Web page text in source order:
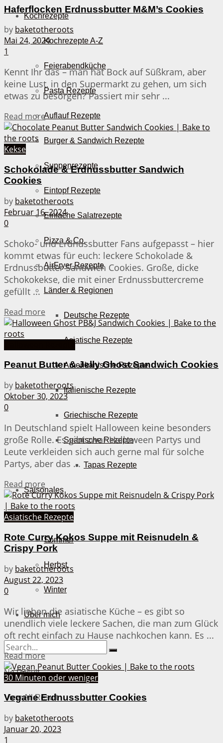
Kochrezepte
Kochrezepte A-Z
Feierabendküche
Pasta Rezepte
Auflauf Rezepte
Burger & Sandwich Rezepte
Suppenrezepte
Eintopf Rezepte
Einfache Salatrezepte
Pizza & Co.
AirFryer Rezepte
Länder & Regionen
Deutsche Rezepte
Asiatische Rezepte
Amerikanische Rezepte
Italienische Rezepte
Griechische Rezepte
Spanische Rezepte
Tapas Rezepte
Saisonales
Frühling
Sommer
Herbst
Winter
Über mich
No Result
View All Result
Haferflocken Erdnussbutter M&M’s Cookies
by baketotheroots
Mai 24, 2024
1
Kennt Ihr das – man hat Bock auf Süßkram, aber
keine Lust, in den Supermarkt zu gehen, um sich
etwas zu besorgen? Passiert mir sehr ...
Read moreDetails
Kekse
Schokolade & Erdnussbutter Sandwich
Cookies
by baketotheroots
Februar 16, 2024
0
Schoko- und Erdnussbutter Fans aufgepasst – hier
kommt etwas für euch: leckere Schokolade &
Erdnussbutter Sandwich Cookies. Große, dicke
Schokokekse, die mit einer Erdnussbuttercreme
gefüllt ...
Read more Details
Peanut Butter & Jelly Ghost Sandwich Cookies
by baketotheroots
Oktober 30, 2023
0
In Deutschland spielt Halloween keine besonders
große Rolle. Es gibt zwar Halloween Partys und
Leute verkleiden sich auch gerne mal für solche
Partys, aber das ...
Read more
Asiatische Rezepte
Rote Curry Kokos Suppe mit Reisnudeln &
Crispy Pork
by baketotheroots
August 22, 2023
0
Wir lieben die asiatische Küche – es gibt so
unendlich viele leckere Sachen, die man zum Glück
oft recht einfach zu Hause nachkochen kann. Es ...
Read moreDetails
30 Minuten oder weniger
Vegane Erdnussbutter Cookies
by baketotheroots
Januar 20, 2023
1